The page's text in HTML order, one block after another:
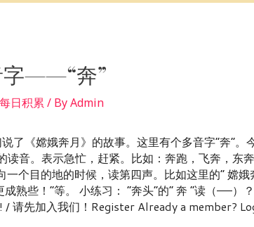
字——“奔”
日积累 / ByAdmin
了《嫦娥奔月》的故事。这里有个多音字“奔”。
音。表示急忙，赶紧。比如：奔跑，飞奔，东
个目的地的时候，读第四声。比如这里的“ 嫦娥
熟些！”等。 小练习： “奔头”的“ 奔 ”读（——）
先加入我们！Register Already a member?